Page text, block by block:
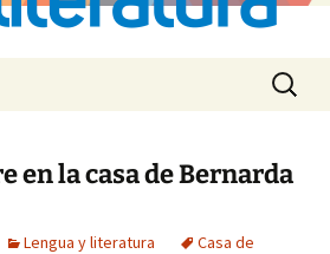
Buscar:
en la casa de Bernarda
Lengua y literatura
Casa de